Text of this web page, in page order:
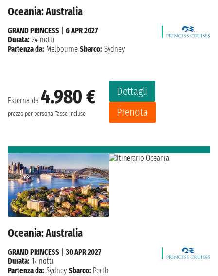
Oceania: Australia
Esterna da 4.980 €
prezzo per persona Tasse incluse
Dettagli
Prenota
GRAND PRINCESS
6 APR 2027
Durata: 24 notti
Partenza da: Melbourne Sbarco: Sydney
Oceania: Australia
GRAND PRINCESS
30 APR 2027
Durata: 17 notti
Partenza da: Sydney Sbarco: Perth